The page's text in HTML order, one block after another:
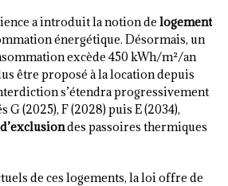
a introduit la notion de logement
énergétique. Désormais, un
excède 450 kWh/m²/an
être proposé à la location depuis
s’étendra progressivement
G (2025), F (2028) puis E (2034),
des passoires thermiques
de ces logements, la loi offre de